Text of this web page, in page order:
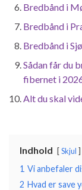
Bredbånd i
Bredbånd i
Bredbånd i
Sådan får du
fibernet i
Alt du skal
Indhold Skjul
1 Vi anbefaler
2 Hvad er save